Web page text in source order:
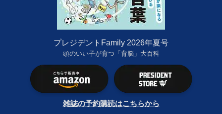
プレジデントFamily 2026年夏号
頭のいい子が育つ「育脳」大百科
雑誌の予約購読はこちらから